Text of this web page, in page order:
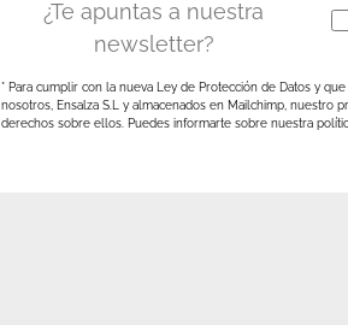
¿Te apuntas a nuestra
newsletter?
* Para cumplir con la nueva Ley de Protección de Datos y
nosotros, Ensalza S.L y almacenados en Mailchimp,
derechos sobre ellos. Puedes informarte sobre nuestra